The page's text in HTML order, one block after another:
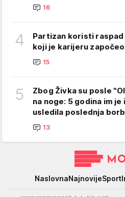
16
4
Partizan koristi raspad
koji je karijeru
15
5
Zbog Živka su posle
na noge: 5 godina im je
usledila poslednja
13
NaslovnaNajnovijeSport